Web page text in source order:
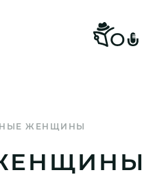
ЖЕНЩИНЫ